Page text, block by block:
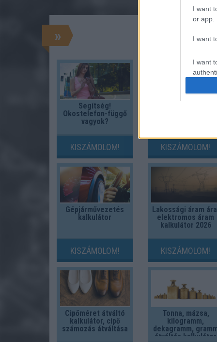
I want
or app.
I want
I want
»
Segítség!
Okostelefon-függő
vagyok?
KISZÁMOLOM!
valaha!
KISZÁMOLOM!
Gépjárművezetés
kalkulátor
KISZÁMOLOM!
Lakossági áram
elektromos áram
kalkulátor 2026
KISZÁMOLOM!
Cipőméret átváltó
kalkulátor, cipő
számozás átváltása
Tonna, mázsa,
kilogramm,
dekagramm,
átváltás kalkulátor